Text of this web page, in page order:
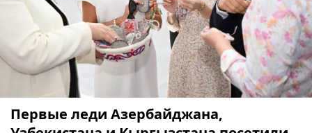
Первые леди Азербайджана,